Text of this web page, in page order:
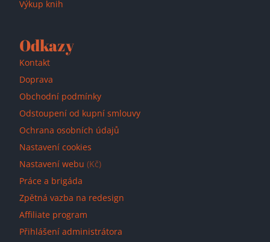
Výkup knih
Odkazy
Kontakt
Doprava
Obchodní podmínky
Odstoupení od kupní smlouvy
Ochrana osobních údajů
Nastavení cookies
Nastavení webu (Kč)
Práce a brigáda
Zpětná vazba na redesign
Affiliate program
Přihlášení administrátora